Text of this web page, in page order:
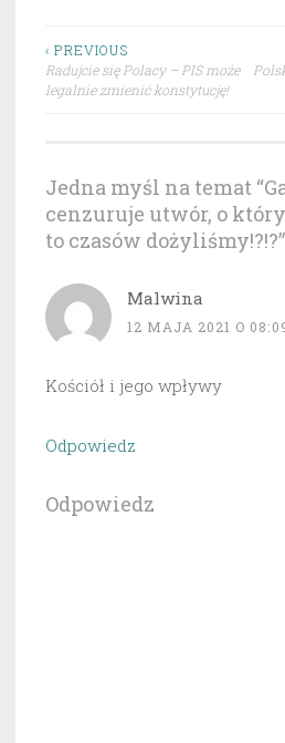
Nawigacja
wpisu
‹ PREVIOUS
Radujcie się Polacy – PIS może
legalnie zmienić konstytucję!
Jedna myśl na temat “
cenzuruje utwór, o
to czasów dożyliśmy!?!?”
Malwina
12 MAJA 2021 O
Kościół i jego wpływy
Odpowiedz
Odpowiedz